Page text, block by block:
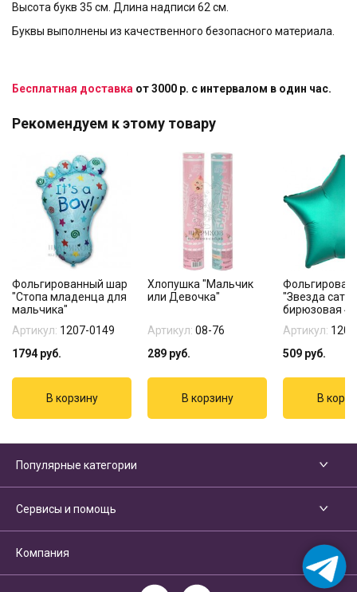
Высота букв 35 см. Длина надписи 62 см.
Буквы выполнены из качественного безопасного материала.
Бесплатная доставка от 3000 р. с интервалом в один час.
Рекомендуем к этому товару
Фольгированный шар
"Стопа младенца для
мальчика"
Артикул: 1207-0149
1794 руб.
Хлопушка "Мальчик
или Девочка"
Артикул: 08-76
289 руб.
"Звезда сатин
бирюзовая
Артикул:
509 руб.
Популярные категории
Сервисы и помощь
Компания